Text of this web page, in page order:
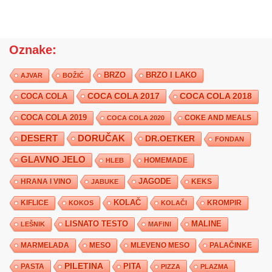
Oznake:
AJVAR BOŽIĆ BRZO BRZO I LAKO
COCA COLA COCA COLA 2017 COCA COLA 2018
COCA COLA 2019 COCA COLA 2020 COKE AND MEALS
DESERT DORUČAK DR.OETKER FONDAN
GLAVNO JELO HLEB HOMEMADE
HRANA I VINO JABUKE JAGODE KEKS
KIFLICE KOKOS KOLAČ KOLAČI KROMPIR
LEŠNIK LISNATO TESTO MAFINI MALINE
MARMELADA MESO MLEVENO MESO PALAČINKE
PASTA PILETINA PITA PIZZA PLAZMA